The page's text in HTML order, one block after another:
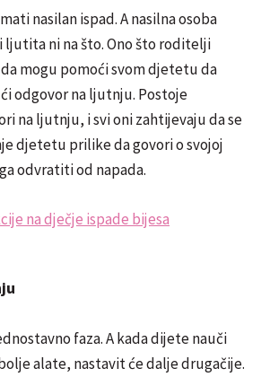
nasilan ispad. A nasilna osoba
ljutita ni na što. Ono što roditelji
mogu pomoći svom djetetu da
odgovor na ljutnju. Postoje
na ljutnju, i svi oni zahtijevaju da se
djetetu prilike da govori o svojoj
odvratiti od napada.
na dječje ispade bijesa
faza. A kada dijete nauči
alate, nastavit će dalje drugačije.